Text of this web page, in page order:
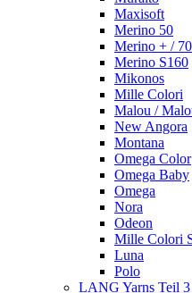
Maxisoft
Merino 50
Merino + /
Merino S160
Mikonos
Mille Colori
Malou /
New Angora
Montana
Omega Color
Omega Baby
Omega
Nora
Odeon
Mille Colori
Luna
Polo
LANG Yarns Teil 3